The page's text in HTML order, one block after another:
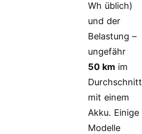
Wh üblich)
und der
Belastung –
ungefähr
50 km im
Durchschnitt
mit einem
Akku. Einige
Modelle